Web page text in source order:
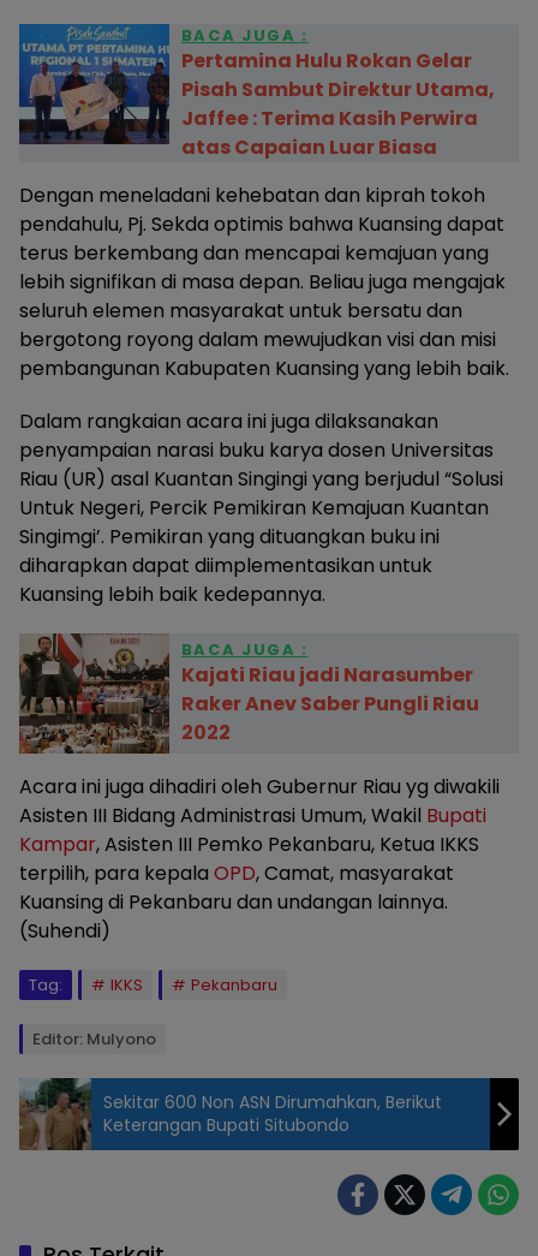
BACA JUGA :
Pertamina Hulu Rokan Gelar
Pisah Sambut Direktur Utama,
Jaffee : Terima Kasih Perwira
atas Capaian Luar Biasa
Dengan meneladani kehebatan dan kiprah tokoh
pendahulu, Pj. Sekda optimis bahwa Kuansing dapat
terus berkembang dan mencapai kemajuan yang
lebih signifikan di masa depan. Beliau juga mengajak
seluruh elemen masyarakat untuk bersatu dan
bergotong royong dalam mewujudkan visi dan misi
pembangunan Kabupaten Kuansing yang lebih baik.
Dalam rangkaian acara ini juga dilaksanakan
penyampaian narasi buku karya dosen Universitas
Riau (UR) asal Kuantan Singingi yang berjudul “Solusi
Untuk Negeri, Percik Pemikiran Kemajuan Kuantan
Singimgi’. Pemikiran yang dituangkan buku ini
diharapkan dapat diimplementasikan untuk
Kuansing lebih baik kedepannya.
BACA JUGA :
Kajati Riau jadi Narasumber
Raker Anev Saber Pungli Riau
2022
Acara ini juga dihadiri oleh Gubernur Riau yg diwakili
Asisten III Bidang Administrasi Umum, Wakil Bupati
Kampar, Asisten III Pemko Pekanbaru, Ketua IKKS
terpilih, para kepala OPD, Camat, masyarakat
Kuansing di Pekanbaru dan undangan lainnya.
(Suhendi)
Tag: IKKS Pekanbaru
Editor: Mulyono
Sekitar 600 Non ASN Dirumahkan, Berikut
Keterangan Bupati Situbondo